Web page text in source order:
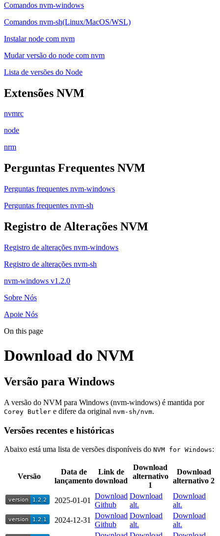
Comandos nvm-windows
Comandos nvm-sh(Linux/MacOS/WSL)
Instalar node com nvm
Mudar versão do node com nvm
Lista de versões do Node
Extensões NVM
nvmrc
node
nrm
Perguntas Frequentes NVM
Perguntas frequentes nvm-windows
Perguntas frequentes nvm-sh
Registro de Alterações NVM
Registro de alterações nvm-windows
Registro de alterações nvm-sh
nvm-windows v1.2.0
Sobre Nós
Apoie Nós
On this page
Download do NVM
Versão para Windows
A versão do NVM para Windows (nvm-windows) é mantida por
Corey Butler e difere da original nvm-sh/nvm.
Versões recentes e históricas
Abaixo está uma lista de versões disponíveis do NVM for Windows:
Versão
Data de
lançamento
Link de
download
Download
alternativo
1
Download
alternativo 2
2025-01-01
Download
Github
Download
alt.
Download
alt.
2024-12-31
Download
Github
Download
alt.
Download
alt.